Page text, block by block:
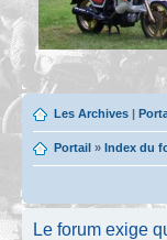
Les Archives |
Portail » Index du
Le forum exige